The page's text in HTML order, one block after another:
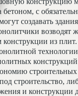
с
создавать
возводят
конструкции из
строительство,
и конструкции